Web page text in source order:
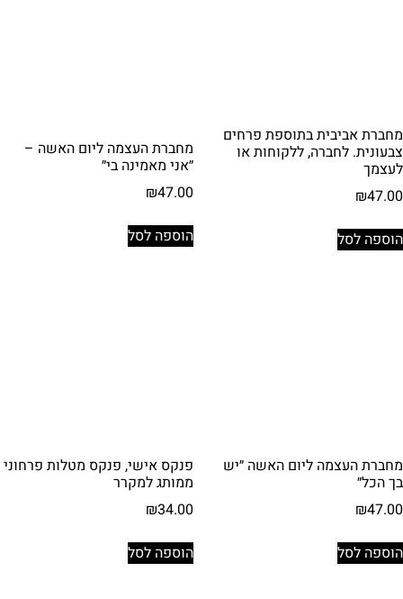
מחברת אביבית בתוספת פרחים
צבעונית. לחברה, ללקוחות או
לעצמך
₪47.00
הוספה לסל
מחברת העצמה ליום האשה –
״אני מאמינה בי״
₪47.00
הוספה לסל
מחברת העצמה ליום האשה ״יש
בך הכל״
₪47.00
הוספה לסל
פנקס אישי, פנקס מטלות פרחוני
ממותג למקרר
₪34.00
הוספה לסל